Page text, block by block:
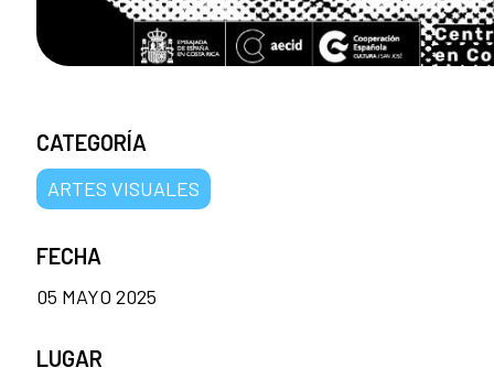
CATEGORÍA
ARTES VISUALES
FECHA
05 MAYO 2025
LUGAR